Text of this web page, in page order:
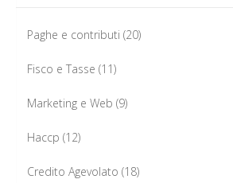
Paghe e contributi (20)
Fisco e Tasse (11)
Marketing e Web (9)
Haccp (12)
Credito Agevolato (18)